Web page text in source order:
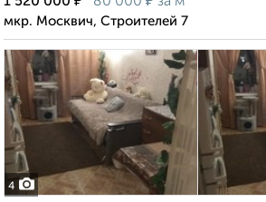
мкр. Москвич, Строителей 7
4